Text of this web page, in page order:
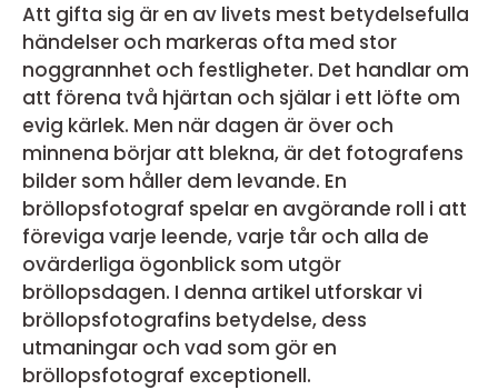
Att gifta sig är en av livets mest betydelsefulla
händelser och markeras ofta med stor
noggrannhet och festligheter. Det handlar om
att förena två hjärtan och själar i ett löfte om
evig kärlek. Men när dagen är över och
minnena börjar att blekna, är det fotografens
bilder som håller dem levande. En
bröllopsfotograf spelar en avgörande roll i att
föreviga varje leende, varje tår och alla de
ovärderliga ögonblick som utgör
bröllopsdagen. I denna artikel utforskar vi
bröllopsfotografins betydelse, dess
utmaningar och vad som gör en
bröllopsfotograf exceptionell.